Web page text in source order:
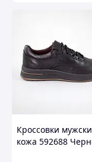
Кроссовки
кожа 592688